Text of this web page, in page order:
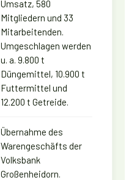
Umsatz, 580
Mitgliedern und 33
Mitarbeitenden.
Umgeschlagen werden
u. a. 9.800 t
Düngemittel, 10.900 t
Futtermittel und
12.200 t Getreide.
Übernahme des
Warengeschäfts der
Volksbank
Großenheidorn.